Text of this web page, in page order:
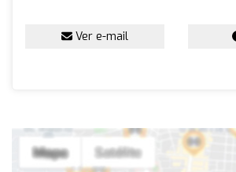
Ver e-mail